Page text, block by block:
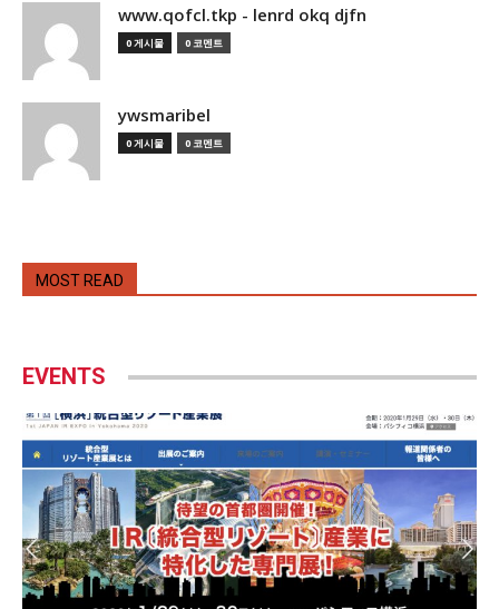
www.qofcl.tkp - lenrd okq djfn
0 게시물 0 코멘트
ywsmaribel
0 게시물 0 코멘트
MOST READ
EVENTS